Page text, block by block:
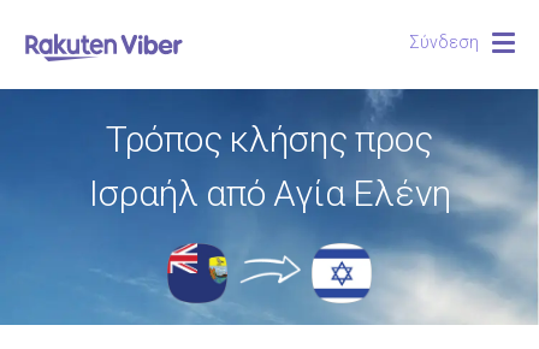
Σύνδεση
Τρόπος κλήσης προς
Ισραήλ από Αγία Ελένη